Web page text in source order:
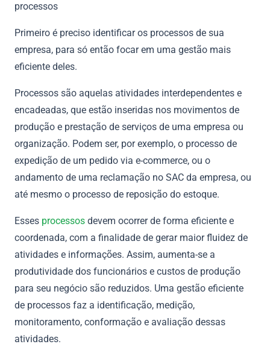
Primeiro é preciso identificar os processos de sua
empresa, para só então focar em uma gestão mais
eficiente deles.
Processos são aquelas atividades interdependentes e
encadeadas, que estão inseridas nos movimentos de
produção e prestação de serviços de uma empresa ou
organização. Podem ser, por exemplo, o processo de
expedição de um pedido via e-commerce, ou o
andamento de uma reclamação no SAC da empresa, ou
até mesmo o processo de reposição do estoque.
Esses processos devem ocorrer de forma eficiente e
coordenada, com a finalidade de gerar maior fluidez de
atividades e informações. Assim, aumenta-se a
produtividade dos funcionários e custos de produção
para seu negócio são reduzidos. Uma gestão eficiente
de processos faz a identificação, medição,
monitoramento, conformação e avaliação dessas
atividades.